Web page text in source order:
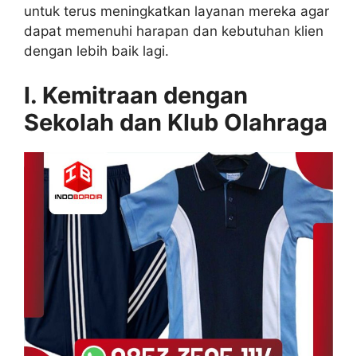
untuk terus meningkatkan layanan mereka agar
dapat memenuhi harapan dan kebutuhan klien
dengan lebih baik lagi.
l. Kemitraan dengan
Sekolah dan Klub Olahraga